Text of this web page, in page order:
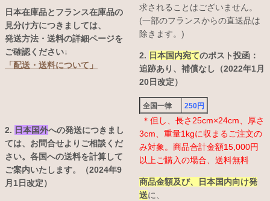
日本在庫品とフランス在庫品の
見分け方につきましては、
発送方法・送料の詳細ページを
ご確認ください↓
「配送・送料について」
2. 日本国外への発送につきまし
ては、お問合せよりご相談くだ
さい。各国への送料を計算して
ご案内いたします。（2024年9
月1日改定）
求されることはございません。
(一部のフランスからの直送品は
除きます。)
2. 日本国内宛てのポスト投函：
追跡あり、補償なし（2022年1月
20日改定）
全国一律 250円
＊但し、長さ25cm×24cm、厚さ
3cm、重量1kgに収まるご注文の
み対象。商品合計金額15,000円
以上ご購入の場合、送料無料
商品金額及び、日本国内向け発
送に、